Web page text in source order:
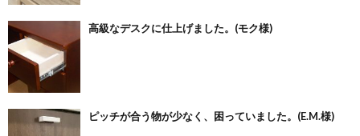
高級なデスクに仕上げました。(モク様)
ピッチが合う物が少なく、困っていました。(E.M.様)